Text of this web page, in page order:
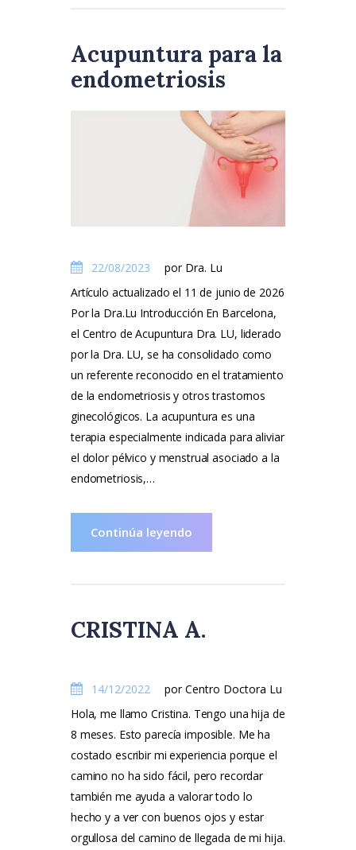
Acupuntura para la
endometriosis
22/08/2023
por Dra. Lu
Artículo actualizado el 11 de junio de 2026
Por la Dra.Lu Introducción En Barcelona,
el Centro de Acupuntura Dra. LU, liderado
por la Dra. LU, se ha consolidado como
un referente reconocido en el tratamiento
de la endometriosis y otros trastornos
ginecológicos. La acupuntura es una
terapia especialmente indicada para aliviar
el dolor pélvico y menstrual asociado a la
endometriosis,…
Continúa leyendo
CRISTINA A.
14/12/2022
por Centro Doctora Lu
Hola, me llamo Cristina. Tengo una hija de
8 meses. Esto parecía imposible. Me ha
costado escribir mi experiencia porque el
camino no ha sido fácil, pero recordar
también me ayuda a valorar todo lo
hecho y a ver con buenos ojos y estar
orgullosa del camino de llegada de mi hija.